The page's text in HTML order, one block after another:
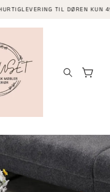
TIL DØREN KUN 499
Handlekurv